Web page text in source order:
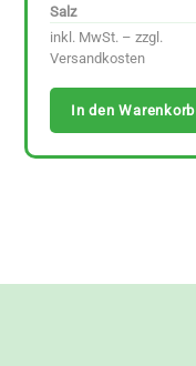
Salz
inkl. MwSt. – zzgl.
Versandkosten
In den Warenkorb